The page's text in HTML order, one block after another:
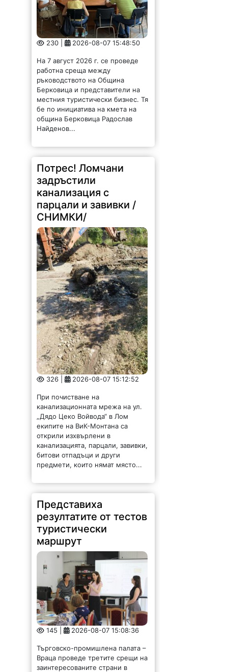
230 | 2026-08-07 15:48:50
На 7 август 2026 г. се проведе
работна среща между
ръководството на Община
Берковица и представители на
местния туристически бизнес. Тя
бе по инициатива на кмета на
община Берковица Радослав
Найденов...
Потрес! Ломчани
задръстили
канализация с
парцали и завивки /
СНИМКИ/
326 | 2026-08-07 15:12:52
При почистване на
канализационната мрежа на ул.
„Дядо Цеко Войвода“ в Лом
екипите на ВиК-Монтана са
открили изхвърлени в
канализацията, парцали, завивки,
битови отпадъци и други
предмети, които нямат място...
Представиха
резултатите от тестов
туристически
маршрут
145 | 2026-08-07 15:08:36
Търговско-промишлена палата –
Враца проведе третите срещи на
заинтересованите страни в